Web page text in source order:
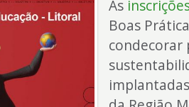
As
Boas
condecorar